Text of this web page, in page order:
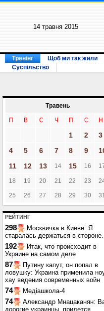
14 травня 2015
Тренінг Щоб ми так жили
Суспільство
Травень
П В С Ч П С Н
1 2
3
4
5 6 7 8 9
11
12 13 14 15 16
18 19 20 21 22 23
25 26 27 28 29 30
РЕЙТИНГ
298
Москвичка в Киеве: Я
старалась держаться в
192
Итак, что происходит в
Украине на самом деле
87
Путину капут, он попал в
ловушку: Украина применила
хау ведения современных войн
74 Медіашкола-4
74
Александр Мнацаканян:
дорогие украинцы, придется